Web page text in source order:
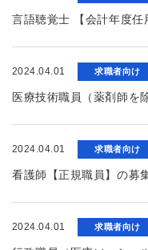
言語聴覚士 【会計年度任
2024.04.01 求職者向け
医療技術職員（薬剤師を
2024.04.01 求職者向け
看護師【正規職員】の募
2024.04.01 求職者向け